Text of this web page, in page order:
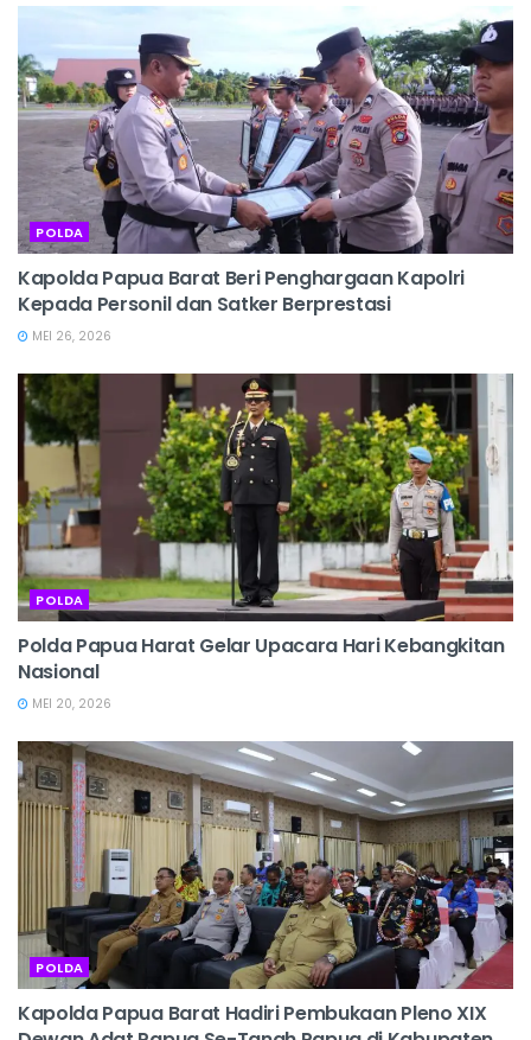
POLDA
Kapolda Papua Barat Beri Penghargaan Kapolri
Kepada Personil dan Satker Berprestasi
MEI 26, 2026
POLDA
Polda Papua Harat Gelar Upacara Hari Kebangkitan
Nasional
MEI 20, 2026
POLDA
Kapolda Papua Barat Hadiri Pembukaan Pleno XIX